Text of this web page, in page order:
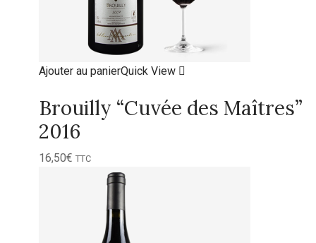
Ajouter au panierQuick View
Brouilly “Cuvée des Maîtres”
2016
16,50€ TTC